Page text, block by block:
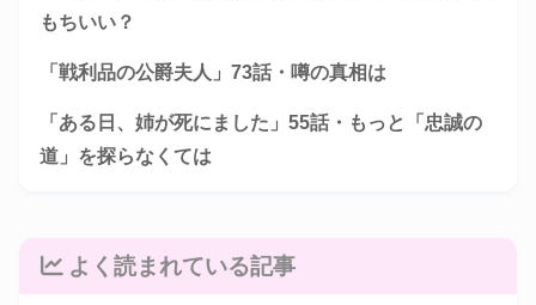
もちいい？
「戦利品の公爵夫人」73話・噂の真相は
「ある日、姉が死にました」55話・もっと「忠誠の
道」を探らなくては
よく読まれている記事